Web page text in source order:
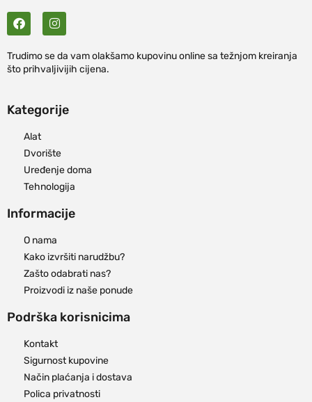
Trudimo se da vam olakšamo kupovinu online sa težnjom kreiranja
što prihvaljivijih cijena.
Kategorije
Alat
Dvorište
Uređenje doma
Tehnologija
Informacije
O nama
Kako izvršiti narudžbu?
Zašto odabrati nas?
Proizvodi iz naše ponude
Podrška korisnicima
Kontakt
Sigurnost kupovine
Način plaćanja i dostava
Polica privatnosti